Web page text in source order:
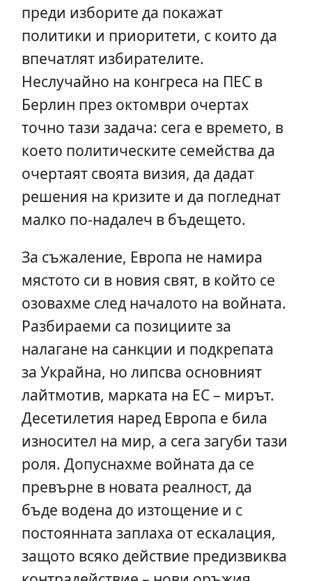
преди изборите да покажат
политики и приоритети, с които да
впечатлят избирателите.
Неслучайно на конгреса на ПЕС в
Берлин през октомври очертах
точно тази задача: сега е времето, в
което политическите семейства да
очертаят своята визия, да дадат
решения на кризите и да погледнат
малко по-надалеч в бъдещето.
За съжаление, Европа не намира
мястото си в новия свят, в който се
озовахме след началото на войната.
Разбираеми са позициите за
налагане на санкции и подкрепата
за Украйна, но липсва основният
лайтмотив, марката на ЕС – мирът.
Десетилетия наред Европа е била
износител на мир, а сега загуби тази
роля. Допуснахме войната да се
превърне в новата реалност, да
бъде водена до изтощение и с
постоянната заплаха от ескалация,
защото всяко действие предизвиква